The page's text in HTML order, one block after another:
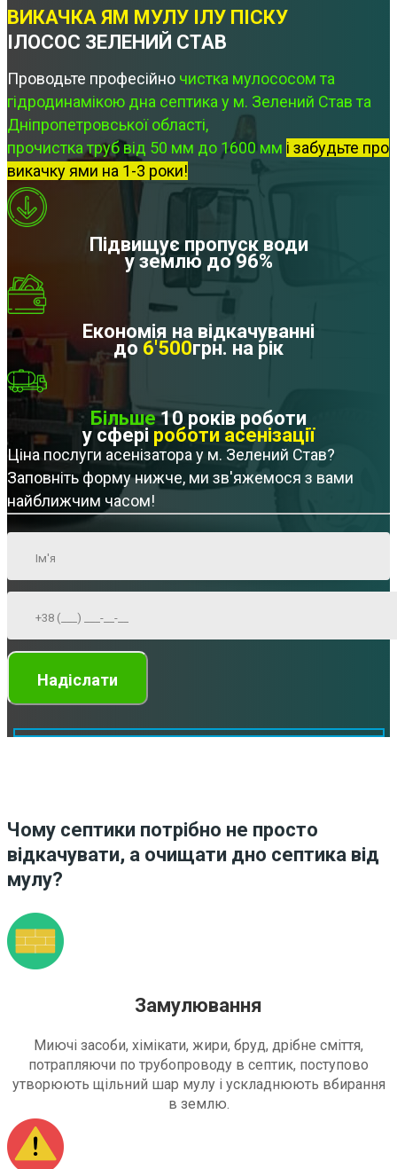
ВИКАЧКА ЯМ МУЛУ ІЛУ ПІСКУ
ІЛОСОС ЗЕЛЕНИЙ СТАВ
Проводьте професійно чистка мулососом та
гідродинамікою дна септика у м. Зелений Став та
Дніпропетровської області,
прочистка труб від 50 мм до 1600 мм і забудьте про
викачку ями на 1-3 роки!
Підвищує пропуск води
у землю до 96%
Економія на відкачуванні
до 6'500грн. на рік
Більше10 років роботи
у сфері роботи асенізації
Ціна послуги асенізатора у м. Зелений Став?
Заповніть форму нижче, ми зв'яжемося з вами
найближчим часом!
Чому септики потрібно не просто
відкачувати, а очищати дно септика від
мулу?
Замулювання
Миючі засоби, хімікати, жири, бруд, дрібне сміття,
потрапляючи по трубопроводу в септик, поступово
утворюють щільний шар мулу і ускладнюють вбирання
в землю.